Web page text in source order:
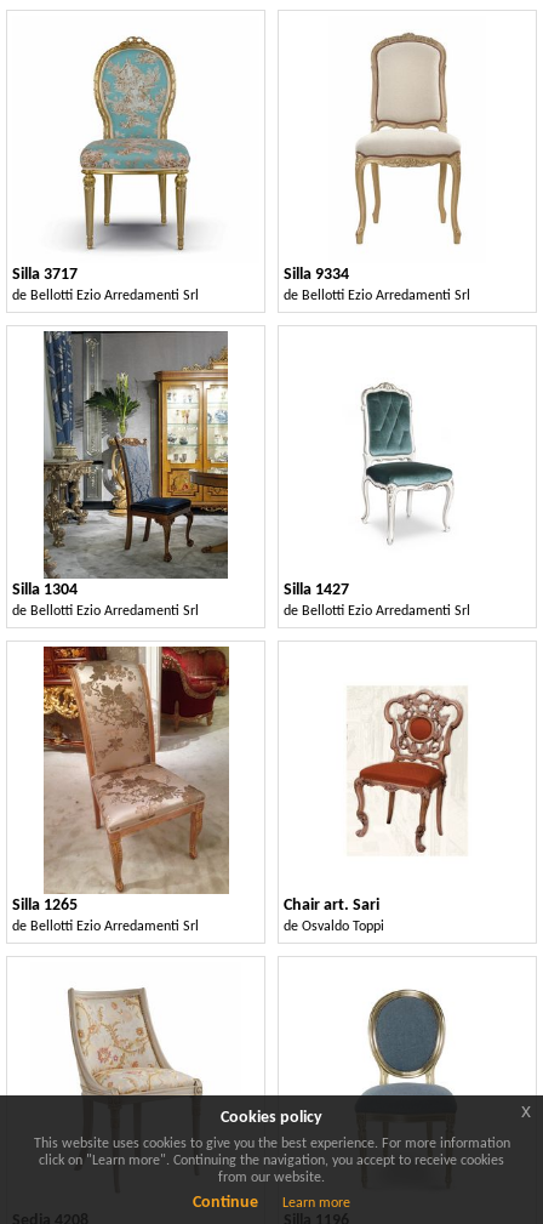
Silla 3717
de Bellotti Ezio Arredamenti Srl
Silla 9334
de Bellotti Ezio Arredamenti Srl
Silla 1304
de Bellotti Ezio Arredamenti Srl
Silla 1427
de Bellotti Ezio Arredamenti Srl
Silla 1265
de Bellotti Ezio Arredamenti Srl
Chair art. Sari
de Osvaldo Toppi
Cookies policy
This website uses cookies to give you the best experience. For more information
click on "Learn more". Continuing the navigation, you accept to receive cookies
from our website.
Continue Learn more
x